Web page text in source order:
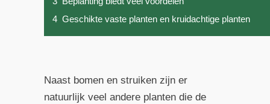
4 Geschikte vaste planten en kruidachtige planten
Naast bomen en struiken zijn er
natuurlijk veel andere planten die de